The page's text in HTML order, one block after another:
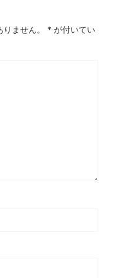
ません。 * が付いてい